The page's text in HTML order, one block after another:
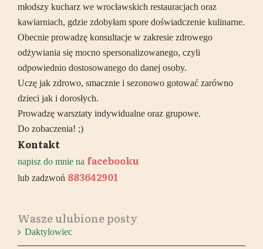
młodszy kucharz we wrocławskich restauracjach oraz
kawiarniach, gdzie zdobyłam spore doświadczenie kulinarne.
Obecnie prowadzę konsultacje w zakresie zdrowego
odżywiania się mocno spersonalizowanego, czyli
odpowiednio dostosowanego do danej osoby.
Uczę jak zdrowo, smacznie i sezonowo gotować zarówno
dzieci jak i dorosłych.
Prowadzę warsztaty indywidualne oraz grupowe.
Do zobaczenia! ;)
Kontakt
napisz do mnie na facebooku
lub zadzwoń 883642901
Wasze ulubione posty
Daktylowiec